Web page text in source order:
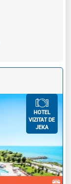
HOTEL
VIZITAT DE
JEKA